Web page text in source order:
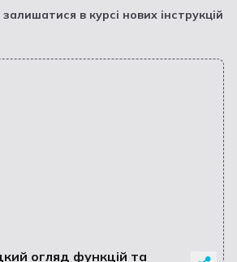
в курсі нових інструкцій
огляд функцій та